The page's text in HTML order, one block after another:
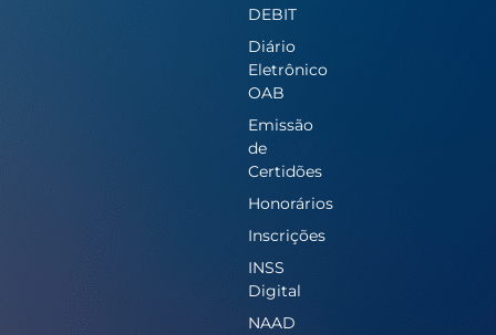
DEBIT
Diário
Eletrônico
OAB
Emissão
de
Certidões
Honorários
Inscrições
INSS
Digital
NAAD